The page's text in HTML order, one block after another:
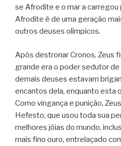
se Afrodite e o mar a carregou
Afrodite é de uma geração
outros deuses olímpicos.
Após destronar Cronos, Zeus
grande era o poder sedutor
demais deuses estavam
encantos dela, enquanto esta
Como vingança e punição,
Hefesto, que usou toda sua
melhores jóias do mundo,
mais fino ouro, entrelaçado